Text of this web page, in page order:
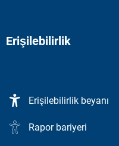
Erişilebilirlik
Erişilebilirlik beyanı
Rapor bariyeri